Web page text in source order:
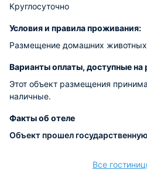
Круглосуточно
Условия и правила проживания:
Размещение домашних животных
Варианты оплаты, доступные на
Этот объект размещения
наличные.
Факты об отеле
Объект прошел
Все